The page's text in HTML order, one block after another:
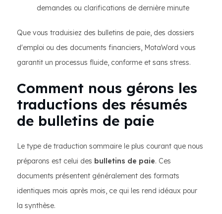
demandes ou clarifications de dernière minute
Que vous traduisiez des bulletins de paie, des dossiers
d'emploi ou des documents financiers, MotaWord vous
garantit un processus fluide, conforme et sans stress.
Comment nous gérons les
traductions des résumés
de bulletins de paie
Le type de traduction sommaire le plus courant que nous
préparons est celui des bulletins de paie. Ces
documents présentent généralement des formats
identiques mois après mois, ce qui les rend idéaux pour
la synthèse.